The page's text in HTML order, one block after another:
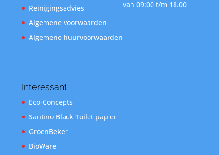
Reinigingsadvies
Algemene voorwaarden
Algemene huurvoorwaarden
van 09:00 t/m 18.00
Interessant
Eco-Concepts
Santino Black Toilet papier
GroenBeker
BioWare